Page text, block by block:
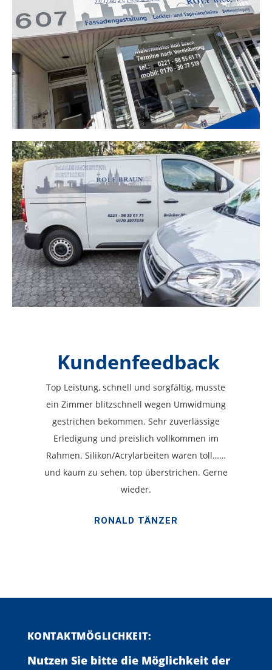
Kundenfeedback
Top Leistung, schnell und sorgfältig, musste
ein Zimmer blitzschnell wegen Umwidmung
gestrichen bekommen. Sehr zuverlässige
Erledigung und preislich vollkommen im
Rahmen. Silikon/Acrylarbeiten waren toll……
und kaum zu sehen, top überstrichen. Gerne
wieder.
RONALD TÄNZER
KONTAKTMÖGLICHKEIT:
Nutzen Sie bitte die Möglichkeit der